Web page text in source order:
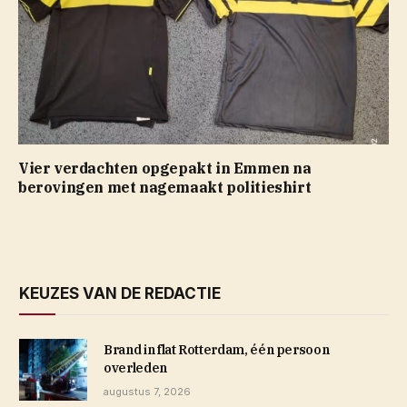
Vier verdachten opgepakt in Emmen na
berovingen met nagemaakt politieshirt
KEUZES VAN DE REDACTIE
Brand in flat Rotterdam, één persoon
overleden
augustus 7, 2026